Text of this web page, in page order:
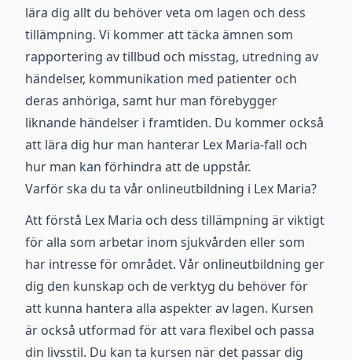
lära dig allt du behöver veta om lagen och dess
tillämpning. Vi kommer att täcka ämnen som
rapportering av tillbud och misstag, utredning av
händelser, kommunikation med patienter och
deras anhöriga, samt hur man förebygger
liknande händelser i framtiden. Du kommer också
att lära dig hur man hanterar Lex Maria-fall och
hur man kan förhindra att de uppstår.
Varför ska du ta vår onlineutbildning i Lex Maria?
Att förstå Lex Maria och dess tillämpning är viktigt
för alla som arbetar inom sjukvården eller som
har intresse för området. Vår onlineutbildning ger
dig den kunskap och de verktyg du behöver för
att kunna hantera alla aspekter av lagen. Kursen
är också utformad för att vara flexibel och passa
din livsstil. Du kan ta kursen när det passar dig